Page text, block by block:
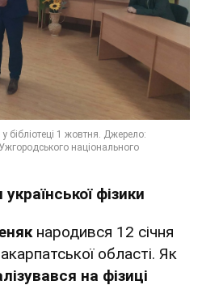
фізики
народився 12 січня
області. Як
на фізиці